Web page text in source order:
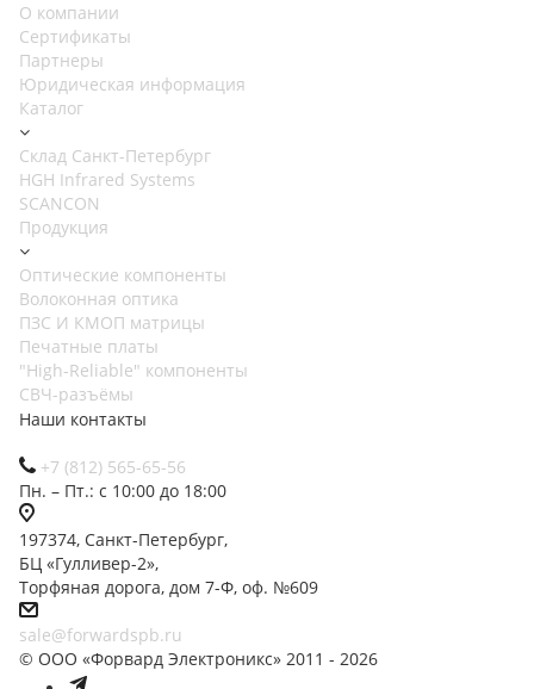
О компании
Сертификаты
Партнеры
Юридическая информация
Каталог
Cклад Санкт-Петербург
HGH Infrared Systems
SCANCON
Продукция
Оптические компоненты
Волоконная оптика
ПЗС И КМОП матрицы
Печатные платы
"High-Reliable" компоненты
СВЧ-разъёмы
Наши контакты
+7 (812) 565-65-56
Пн. – Пт.: с 10:00 до 18:00
197374, Санкт-Петербург,
БЦ «Гулливер-2»,
Торфяная дорога, дом 7-Ф, оф. №609
sale@forwardspb.ru
© ООО «Форвард Электроникс» 2011 - 2026